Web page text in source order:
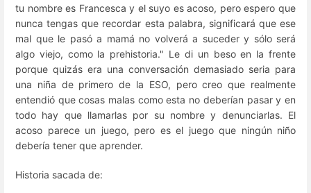
tu nombre es Francesca y el suyo es acoso, pero espero que
nunca tengas que recordar esta palabra, significará que ese
mal que le pasó a mamá no volverá a suceder y sólo será
algo viejo, como la prehistoria." Le di un beso en la frente
porque quizás era una conversación demasiado seria para
una niña de primero de la ESO, pero creo que realmente
entendió que cosas malas como esta no deberían pasar y en
todo hay que llamarlas por su nombre y denunciarlas. El
acoso parece un juego, pero es el juego que ningún niño
debería tener que aprender.
Historia sacada de: